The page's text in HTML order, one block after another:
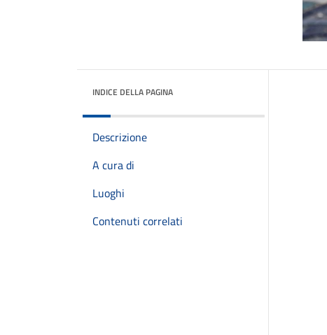
INDICE DELLA PAGINA
Descrizione
A cura di
Luoghi
Contenuti correlati